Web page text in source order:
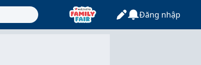
Đăng nhập